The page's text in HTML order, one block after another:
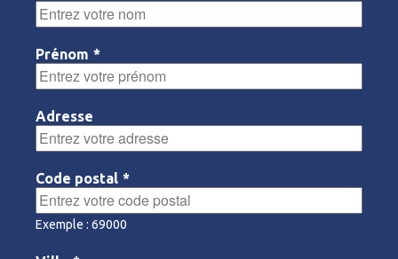
Prénom *
Adresse
Code postal *
Exemple : 69000